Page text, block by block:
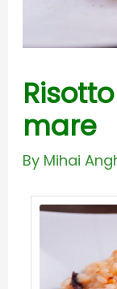
mare
By Mihai